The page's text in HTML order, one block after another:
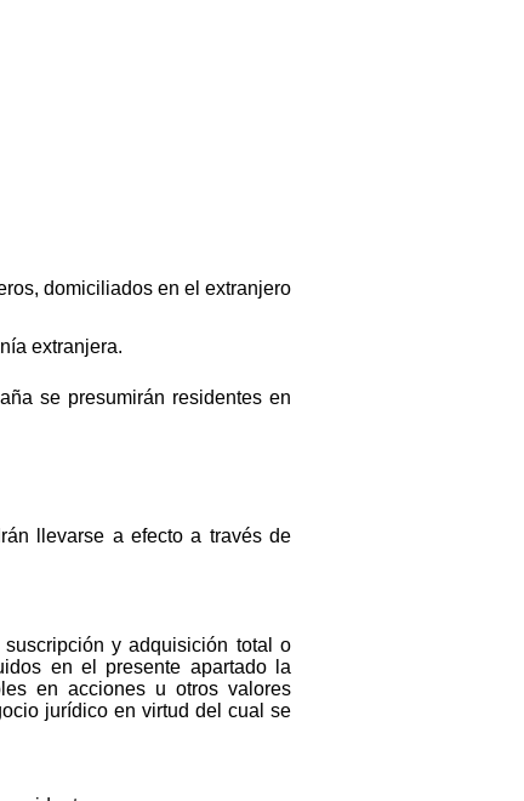
domiciliados en el extranjero
extranjera.
se presumirán residentes en
llevarse a efecto a través de
y adquisición total o
en el presente apartado la
en acciones u otros valores
jurídico en virtud del cual se